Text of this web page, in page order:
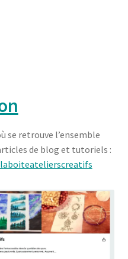
se retrouve l’ensemble
de blog et tutoriels :